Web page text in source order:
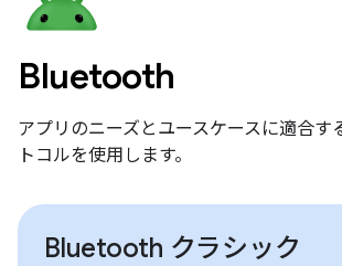
Bluetooth
アプリのニーズとユースケースに適合
トコルを使用します。
Bluetooth クラシック